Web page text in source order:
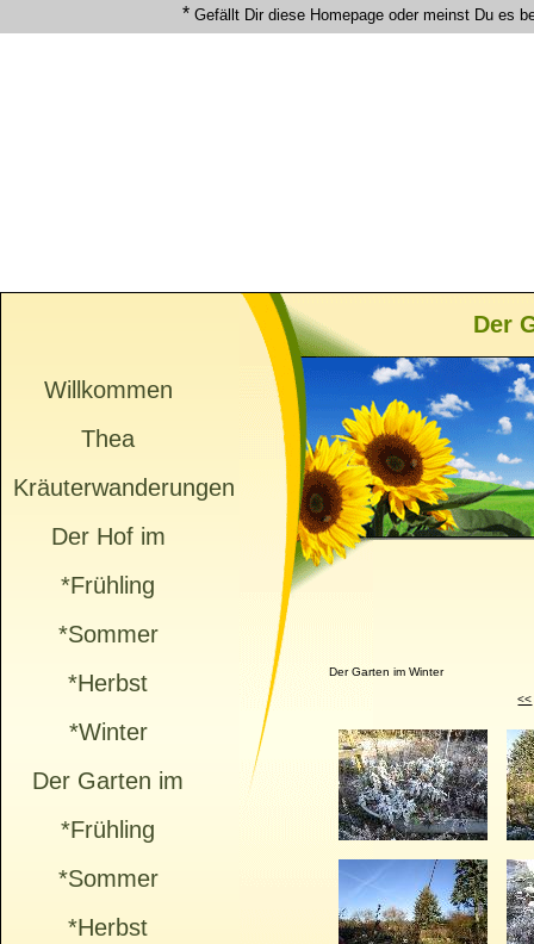
* Gefällt Dir diese Homepage oder meinst Du es
Willkommen
Thea
Kräuterwanderungen
Der Hof im
*Frühling
*Sommer
*Herbst
*Winter
Der Garten im
*Frühling
*Sommer
*Herbst
Der
Der Garten im Winter
<<